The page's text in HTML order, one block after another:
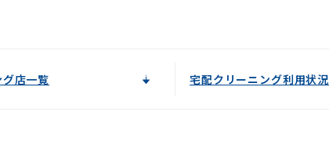
店一覧 宅配クリーニング利用状況